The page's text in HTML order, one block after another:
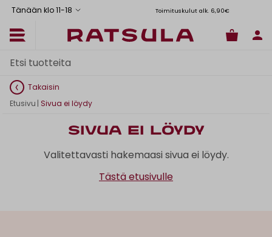
Tänään klo 11-18 Toimituskulut alk. 6,90€
Takaisin
Etusivu | Sivua ei löydy
Sivua ei löydy
Valitettavasti hakemaasi sivua ei löydy.
Tästä etusivulle